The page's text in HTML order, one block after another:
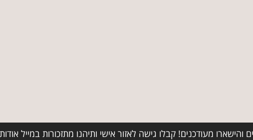
והישארו מעודכנים! קבלו גישה לאזור אישי ותיהנו מתזכורות במייל